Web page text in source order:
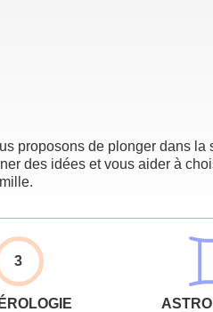
proposons de plonger dans la
des idées et vous aider à
3